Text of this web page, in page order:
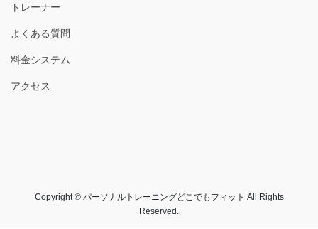
トレーナー
よくある質問
料金システム
アクセス
Copyright © パーソナルトレーニングどこでもフィット All Rights
Reserved.